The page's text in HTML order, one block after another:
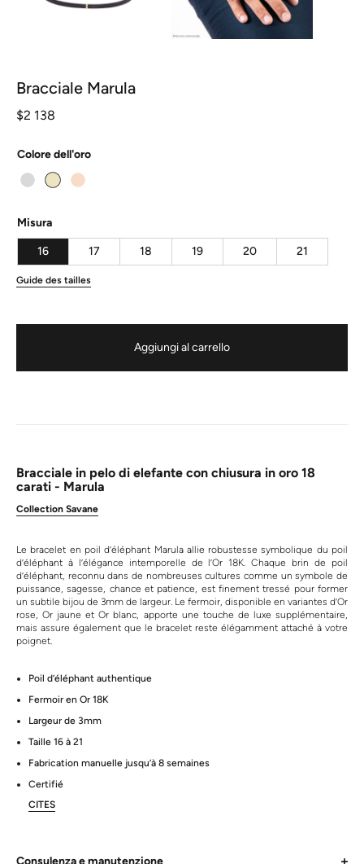
Bracciale Marula
$2 138
Colore dell'oro
Misura
16 17 18 19 20 21
Guide des tailles
Aggiungi al carrello
Bracciale in pelo di elefante con chiusura in oro 18
carati - Marula
Collection Savane
Le bracelet en poil d’éléphant Marula allie robustesse symbolique du poil
d’éléphant à l’élégance intemporelle de l’Or 18K. Chaque brin de poil
d’éléphant, reconnu dans de nombreuses cultures comme un symbole de
puissance, sagesse, chance et patience, est finement tressé pour former
un subtile bijou de 3mm de largeur. Le fermoir, disponible en variantes d’Or
rose, Or jaune et Or blanc, apporte une touche de luxe supplémentaire,
mais assure également que le bracelet reste élégamment attaché à votre
poignet.
Poil d’éléphant authentique
Fermoir en Or 18K
Largeur de 3mm
Taille 16 à 21
Fabrication manuelle jusqu’à 8 semaines
Certifié
CITES
Consulenza e manutenzione